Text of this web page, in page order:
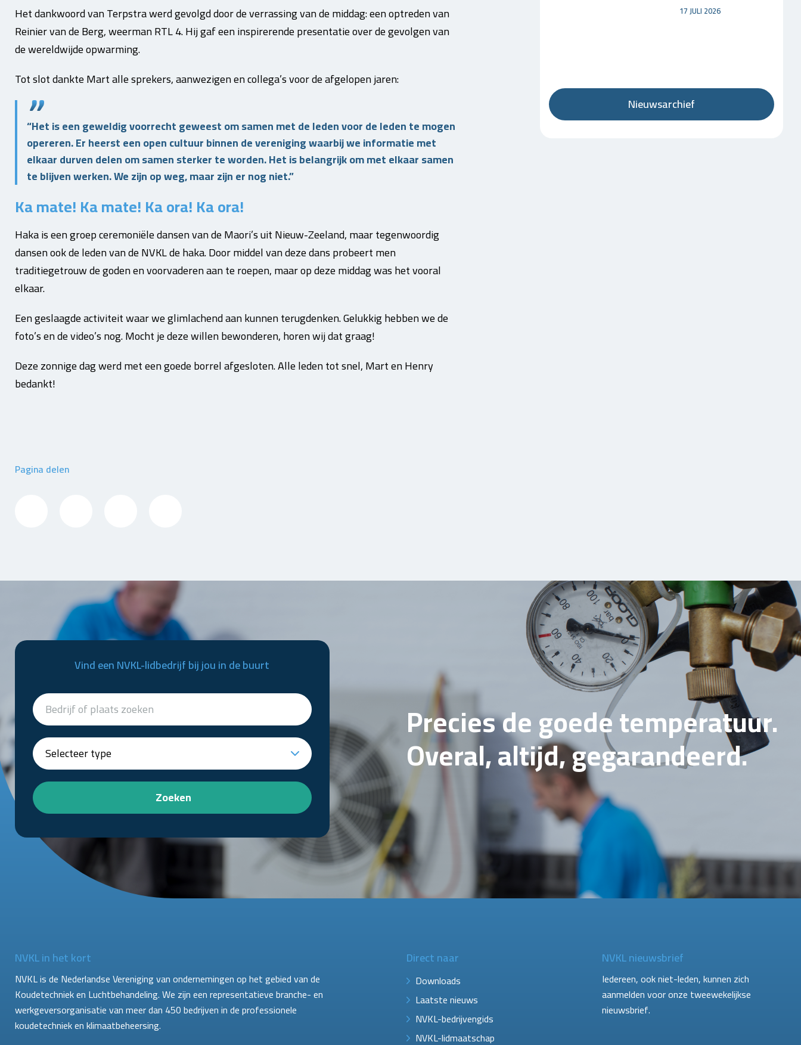
Het dankwoord van Terpstra werd gevolgd door de verrassing van de middag: een optreden van
Reinier van de Berg, weerman RTL 4. Hij gaf een inspirerende presentatie over de gevolgen van
de wereldwijde opwarming.
Tot slot dankte Mart alle sprekers, aanwezigen en collega’s voor de afgelopen jaren:
“Het is een geweldig voorrecht geweest om samen met de leden voor de leden te mogen
opereren. Er heerst een open cultuur binnen de vereniging waarbij we informatie met
elkaar durven delen om samen sterker te worden. Het is belangrijk om met elkaar samen
te blijven werken. We zijn op weg, maar zijn er nog niet.”
Ka mate! Ka mate! Ka ora! Ka ora!
Haka is een groep ceremoniële dansen van de Maori’s uit Nieuw-Zeeland, maar tegenwoordig
dansen ook de leden van de NVKL de haka. Door middel van deze dans probeert men
traditiegetrouw de goden en voorvaderen aan te roepen, maar op deze middag was het vooral
elkaar.
Een geslaagde activiteit waar we glimlachend aan kunnen terugdenken. Gelukkig hebben we de
foto’s en de video’s nog. Mocht je deze willen bewonderen, horen wij dat graag!
Deze zonnige dag werd met een goede borrel afgesloten. Alle leden tot snel, Mart en Henry
bedankt!
Pagina delen
17 JULI 2026
Nieuwsarchief
Vind een NVKL-lidbedrijf bij jou in de buurt
Zoeken
Precies de goede temperatuur.
Overal, altijd, gegarandeerd.
NVKL in het kort
NVKL is de Nederlandse Vereniging van ondernemingen op het gebied van de
Koudetechniek en Luchtbehandeling. We zijn een representatieve branche- en
werkgeversorganisatie van meer dan 450 bedrijven in de professionele
koudetechniek en klimaatbeheersing.
Direct naar
Downloads
Laatste nieuws
NVKL-bedrijvengids
NVKL-lidmaatschap
NVKL nieuwsbrief
Iedereen, ook niet-leden, kunnen zich
aanmelden voor onze tweewekelijkse
nieuwsbrief.